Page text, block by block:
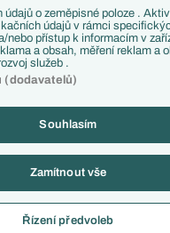
Využíváme zpravodajství
o zpracování osobních údajů
údajů o zeměpisné poloze .
údajů v rámci
nebo přístup k informacím v
a obsah, měření reklam a
služeb .
(dodavatelů)
Souhlasím
Zamítnout vše
Řízení předvoleb